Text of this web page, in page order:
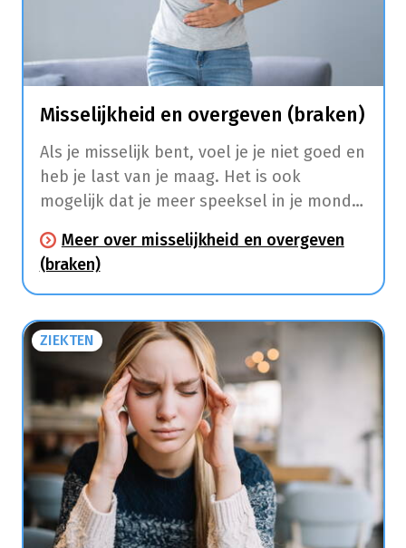
Misselijkheid en overgeven (braken)
Als je misselijk bent, voel je je niet goed en
heb je last van je maag. Het is ook
mogelijk dat je meer speeksel in je mond
moet je ook overgeven. Hierbij komt je
maaginhoud in golven terug naar buiten
via je mond.
Meer over misselijkheid en overgeven
(braken)
ZIEKTEN